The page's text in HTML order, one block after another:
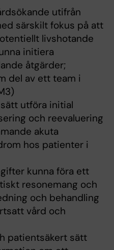
utifrån
särskilt fokus på att
livshotande
initiera
åtgärder;
del av ett team i
utföra initial
och reevaluering
akuta
hos patienter i
kunna föra ett
resonemang och
och behandling
vård och
patientsäkert sätt